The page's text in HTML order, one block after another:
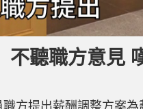
不聽職方意見
方提出薪酬調整方案為